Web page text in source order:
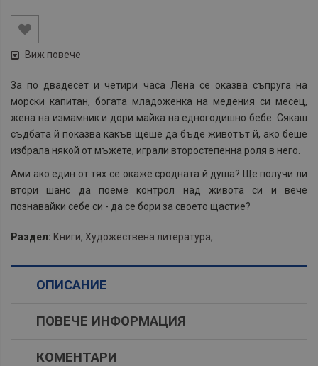
Виж повече
За по двадесет и четири часа Лена се оказва съпруга на
морски капитан, богата младоженка на медения си месец,
жена на измамник и дори майка на едногодишно бебе. Сякаш
съдбата й показва какъв щеше да бъде животът й, ако беше
избрала някой от мъжете, играли второстепенна роля в него.
Ами ако един от тях се окаже сродната й душа? Ще получи ли
втори шанс да поеме контрол над живота си и вече
познавайки себе си - да се бори за своето щастие?
Раздел: Книги, Художествена литература,
ОПИСАНИЕ
ПОВЕЧЕ ИНФОРМАЦИЯ
КОМЕНТАРИ